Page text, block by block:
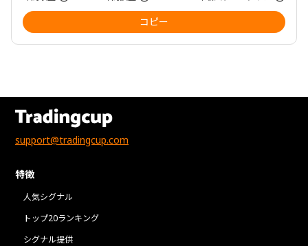
コピー
support@tradingcup.com
特徴
人気シグナル
トップ20ランキング
シグナル提供